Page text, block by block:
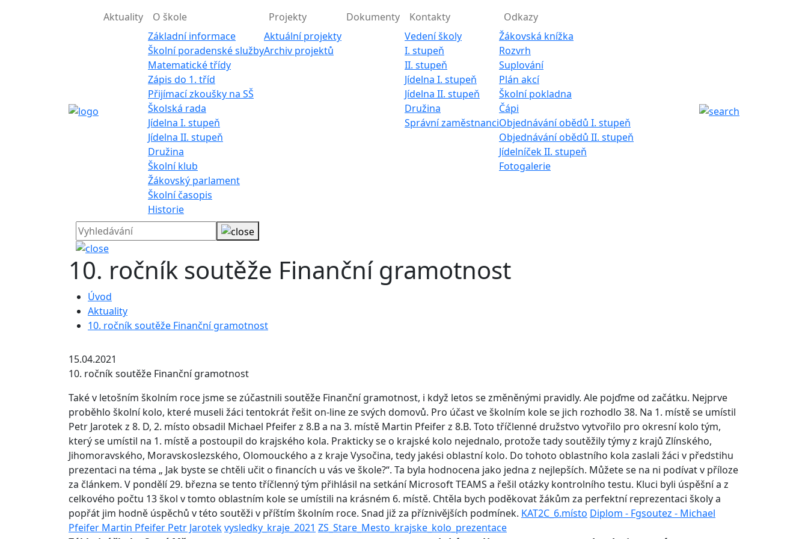
Aktuality
O škole
Základní informace
Školní poradenské služby
Matematické třídy
Zápis do 1. tříd
Přijímací zkoušky na SŠ
Školská rada
Jídelna I. stupeň
Jídelna II. stupeň
Družina
Školní klub
Žákovský parlament
Školní časopis
Historie
Projekty
Aktuální projekty
Archiv projektů
Dokumenty
Kontakty
Vedení školy
I. stupeň
II. stupeň
Jídelna I. stupeň
Jídelna II. stupeň
Družina
Správní zaměstnanci
Odkazy
Žákovská knížka
Rozvrh
Suplování
Plán akcí
Školní pokladna
Čápi
Objednávání obědů I. stupeň
Objednávání obědů II. stupeň
Jídelníček II. stupeň
Fotogalerie
10. ročník soutěže Finanční gramotnost
Úvod
Aktuality
10. ročník soutěže Finanční gramotnost
15.04.2021
10. ročník soutěže Finanční gramotnost
Také v letošním školním roce jsme se zúčastnili soutěže Finanční gramotnost, i když letos se změněnými pravidly. Ale pojďme od začátku. Nejprve
proběhlo školní kolo, které museli žáci tentokrát řešit on-line ze svých domovů. Pro účast ve školním kole se jich rozhodlo 38. Na 1. místě se umístil
Petr Jarotek z 8. D, 2. místo obsadil Michael Pfeifer z 8.B a na 3. místě Martin Pfeifer z 8.B. Toto tříčlenné družstvo vytvořilo pro okresní kolo tým,
který se umístil na 1. místě a postoupil do krajského kola. Prakticky se o krajské kolo nejednalo, protože tady soutěžily týmy z krajů Zlínského,
Jihomoravského, Moravskoslezského, Olomouckého a z kraje Vysočina, tedy jakési oblastní kolo. Do tohoto oblastního kola zaslali žáci v předstihu
prezentaci na téma „ Jak byste se chtěli učit o financích u vás ve škole?“. Ta byla hodnocena jako jedna z nejlepších. Můžete se na ni podívat v příloze
za článkem. V pondělí 29. března se tento tříčlenný tým přihlásil na setkání Microsoft TEAMS a řešil otázky kontrolního testu. Kluci byli úspěšní a z
celkového počtu 13 škol v tomto oblastním kole se umístili na krásném 6. místě. Chtěla bych poděkovat žákům za perfektní reprezentaci školy a
popřát jim hodně úspěchů v této soutěži v příštím školním roce. Snad již za příznivějších podmínek. KAT2C_6.místo Diplom - Fgsoutez - Michael
Pfeifer Martin Pfeifer Petr Jarotekvysledky_kraje_2021 ZS_Stare_Mesto_krajske_kolo_prezentace